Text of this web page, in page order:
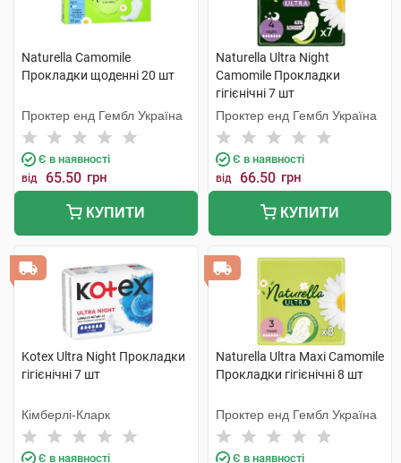
Naturella Camomile
Прокладки щоденні 20 шт
Проктер енд Гембл Україна
Є в наявності
від 65.50 грн
КУПИТИ
Naturella Ultra Night
Camomile Прокладки
гігієнічні 7 шт
Проктер енд Гембл Україна
Є в наявності
від 66.50 грн
КУПИТИ
Kotex Ultra Night Прокладки
гігієнічні 7 шт
Кімберлі-Кларк
Є в наявності
Naturella Ultra Maxi Camomile
Прокладки гігієнічні 8 шт
Проктер енд Гембл Україна
Є в наявності